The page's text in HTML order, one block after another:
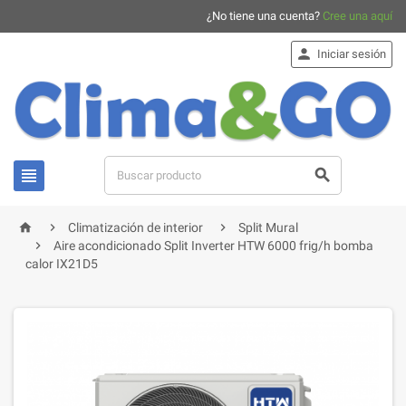
¿No tiene una cuenta? Cree una aquí
 
 Iniciar sesión
  Climatización de interior 
Split Mural

Aire acondicionado Split Inverter HTW 6000 frig/h bomba
calor IX21D5